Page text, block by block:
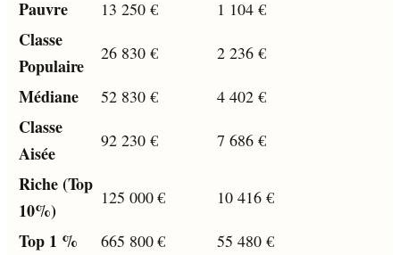
Pauvre
13 250 € 1 104 €
Classe
Populaire
26 830 € 2 236 €
Médiane 52 830 € 4 402 €
Classe
Aisée
92 230 € 7 686 €
Riche (Top
10%)
125 000 € 10 416 €
Top 1 % 665 800 €
55 480 €